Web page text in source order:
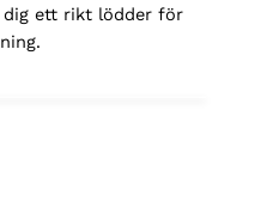
dig ett rikt lödder för